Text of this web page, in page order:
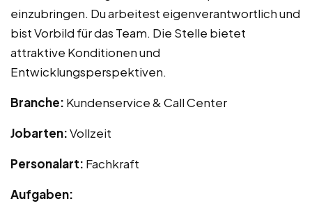
einzubringen. Du arbeitest eigenverantwortlich und
bist Vorbild für das Team. Die Stelle bietet
attraktive Konditionen und
Entwicklungsperspektiven.
Branche: Kundenservice & Call Center
Jobarten:Vollzeit
Personalart: Fachkraft
Aufgaben: